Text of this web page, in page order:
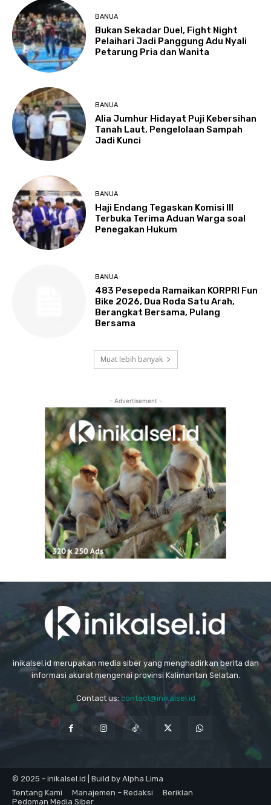
BANUA
Bukan Sekadar Duel, Fight Night
Pelaihari Jadi Panggung Adu Nyali
Petarung Pria dan Wanita
BANUA
Alia Jumhur Hidayat Puji Kebersihan
Tanah Laut, Pengelolaan Sampah
Jadi Kunci
BANUA
Haji Endang Tegaskan Komisi III
Terbuka Terima Aduan Warga soal
Penegakan Hukum
BANUA
483 Pesepeda Ramaikan KORPRI Fun
Bike 2026, Dua Roda Satu Arah,
Berangkat Bersama, Pulang
Bersama
Muat lebih banyak
- Advertisement -
inikalsel.id merupakan media siber yang menghadirkan berita dan
informasi akurat mengenai provinsi Kalimantan Selatan.
Contact us:contact@inikalsel.id
© 2025 - inikalsel.id | Build by Alpha Lima
Tentang Kami
Manajemen – Redaksi
Beriklan
Pedoman Media Siber